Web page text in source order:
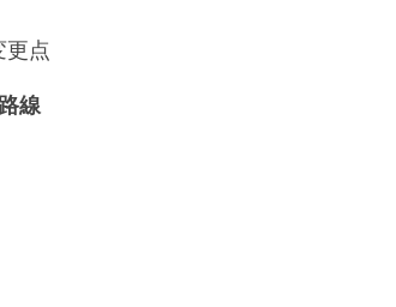
点
線